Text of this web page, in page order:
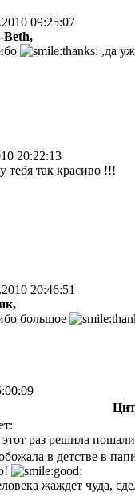
09:25:07
,да
20:22:13
тебя так красиво !!!
20:46:51
большое
раз решила
в детстве в
жаждет чуда,